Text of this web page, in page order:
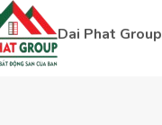
Dai Phat Group